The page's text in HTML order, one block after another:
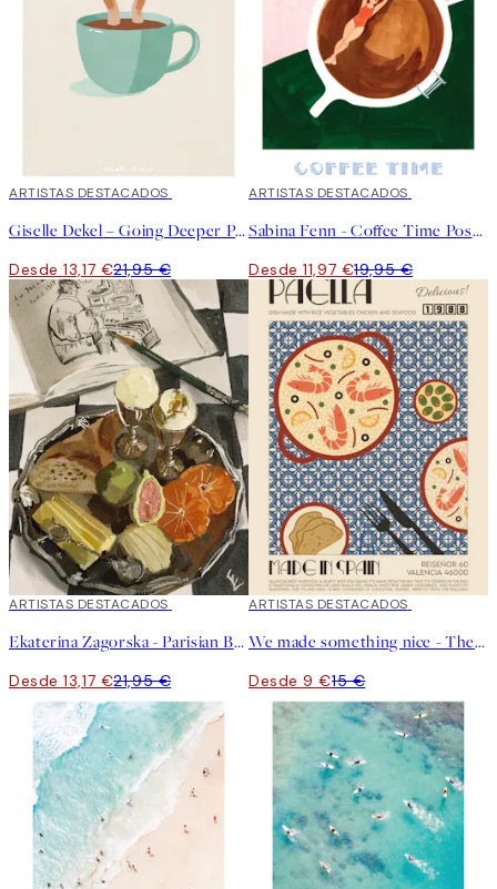
40%*
ARTISTAS DESTACADOS
Giselle Dekel – Going Deeper Poster
Desde 13,17 €21,95 €
40%*
ARTISTAS DESTACADOS
Sabina Fenn - Coffee Time Poster
Desde 11,97 €19,95 €
40%*
ARTISTAS DESTACADOS
Ekaterina Zagorska - Parisian Breakfast Poster
Desde 13,17 €21,95 €
40%*
ARTISTAS DESTACADOS
We made something nice - The Paella Poster
Desde 9 €15 €